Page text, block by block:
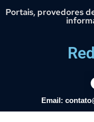
Portais, provedores
Email: